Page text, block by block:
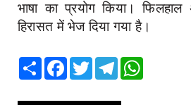
भाषा का प्रयोग किया। फिलहाल
हिरासत में भेज दिया गया है।
Share Facebook
TwitterTelegram